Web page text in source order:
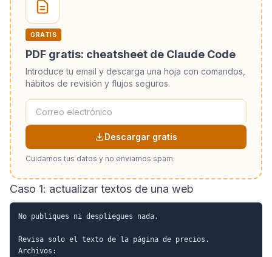
GRATIS
PDF gratis: cheatsheet de Claude Code
Introduce tu email y descarga una hoja con comandos,
hábitos de revisión y flujos seguros.
Descargar gratis
Cuidamos tus datos y no enviamos spam.
Caso 1: actualizar textos de una web
No publiques ni despliegues nada.
Revisa solo el texto de la página de precios.
Archivos: